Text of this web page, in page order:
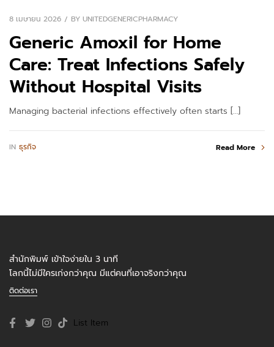
8 เมษายน 2026 BY UNITEDGENERICPHARMACY
Generic Amoxil for Home
Care: Treat Infections Safely
Without Hospital Visits
Managing bacterial infections effectively often starts […]
IN ธุรกิจ Read More
สำนักพิมพ์ เข้าใจง่ายใน 3 นาที
โลกนี้ไม่มีใครเก่งกว่าคุณ มีแต่คนที่เอาจริงกว่าคุณ
ติดต่อเรา
List Item